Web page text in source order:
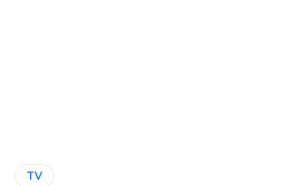
TV